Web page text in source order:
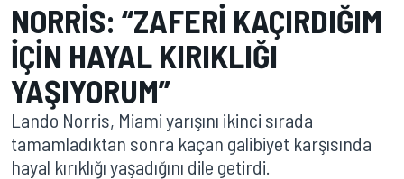
NORRIS: “ZAFERI KAÇIRDIĞIM
IÇIN HAYAL KIRIKLIĞI
YAŞIYORUM”
Lando Norris, Miami yarışını ikinci sırada
tamamladıktan sonra kaçan galibiyet karşısında
hayal kırıklığı yaşadığını dile getirdi.